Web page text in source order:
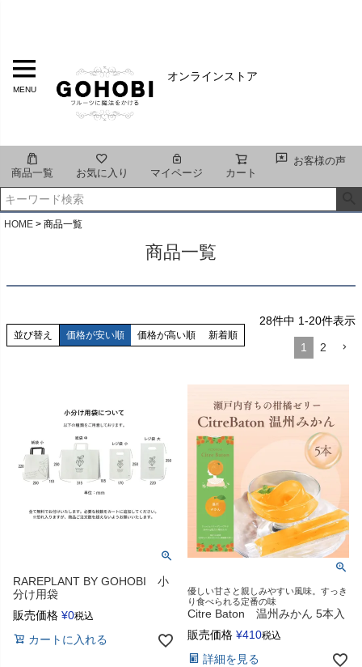
オンラインストア
MENU
商品一覧 お気に入り マイページ カート
お客様の声
HOME 商品一覧
商品一覧
並び替え 価格が安い順 価格が高い順 新着順
28件中 1-20件表示
1 2
RAREPLANT BY GOHOBI 小
分け用袋
販売価格 ¥0税込
カートに入れる
優しい甘さと親しみやすい風味。すっき
り食べられる定番の味
Citre Baton 温州みかん 5本入
販売価格 ¥410税込
詳細を見る